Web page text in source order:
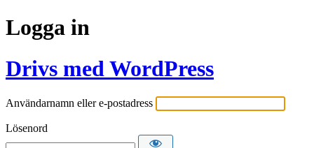
Logga in
Drivs med WordPress
Användarnamn eller e-postadress
Lösenord